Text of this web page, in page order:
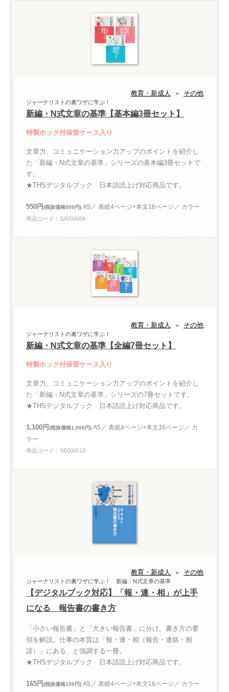
教育・新成人 » その他
ジャーナリストの裏ワザに学ぶ！
新編・N式文章の基準【基本編3冊セット】
特製ホック付保管ケース入り
文章力、コミュニケーション力アップのポイントを紹介し
た「新編・N式文章の基準」シリーズの基本編3冊セットで
す。
★THSデジタルブック 日本語読上げ対応商品です。
550円(税抜価格500円) A5／ 表紙4ページ+本文16ページ／ カラー
商品コード：SA000059
教育・新成人 » その他
ジャーナリストの裏ワザに学ぶ！
新編・N式文章の基準【全編7冊セット】
特製ホック付保管ケース入り
文章力、コミュニケーション力アップのポイントを紹介し
た「新編・N式文章の基準」シリーズの7冊セットです。
★THSデジタルブック 日本語読上げ対応商品です。
1,100円(税抜価格1,000円) A5／ 表紙4ページ+本文16ページ／ カ
ラー
商品コード：SE000510
教育・新成人 » その他
ジャーナリストの裏ワザに学ぶ！ 新編・N式文章の基準
【デジタルブック対応】「報・連・相」が上手
になる 報告書の書き方
「小さい報告書」と「大きい報告書」に分け、書き方の要
領を解説。仕事の本質は「報・連・相（報告・連絡・相
談）」にある、と強調する一冊。
★THSデジタルブック 日本語読上げ対応商品です。
165円(税抜価格150円) A5／ 表紙4ページ+本文16ページ／ カラー